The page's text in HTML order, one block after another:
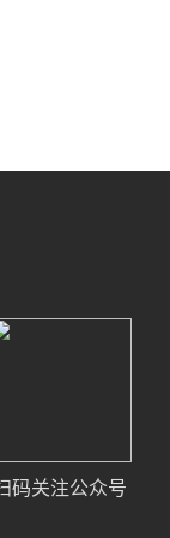
码关注公众号